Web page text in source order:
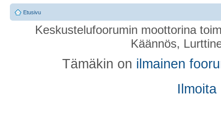
Etusivu
Keskustelufoorumin moottorina
Käännös,
Tämäkin on ilmainen